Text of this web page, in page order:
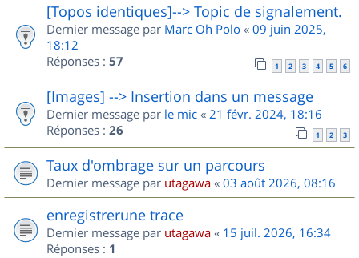
[Topos identiques]--> Topic de signalement.
Dernier message par Marc Oh Polo « 09 juin 2025,
18:12
Réponses : 57 1 2 3 4 5 6
[Images] --> Insertion dans un message
Dernier message par le mic « 21 févr. 2024, 18:16
Réponses : 26 1 2 3
Taux d'ombrage sur un parcours
Dernier message par utagawa « 03 août 2026, 08:16
enregistrerune trace
Dernier message par utagawa « 15 juil. 2026, 16:34
Réponses : 1